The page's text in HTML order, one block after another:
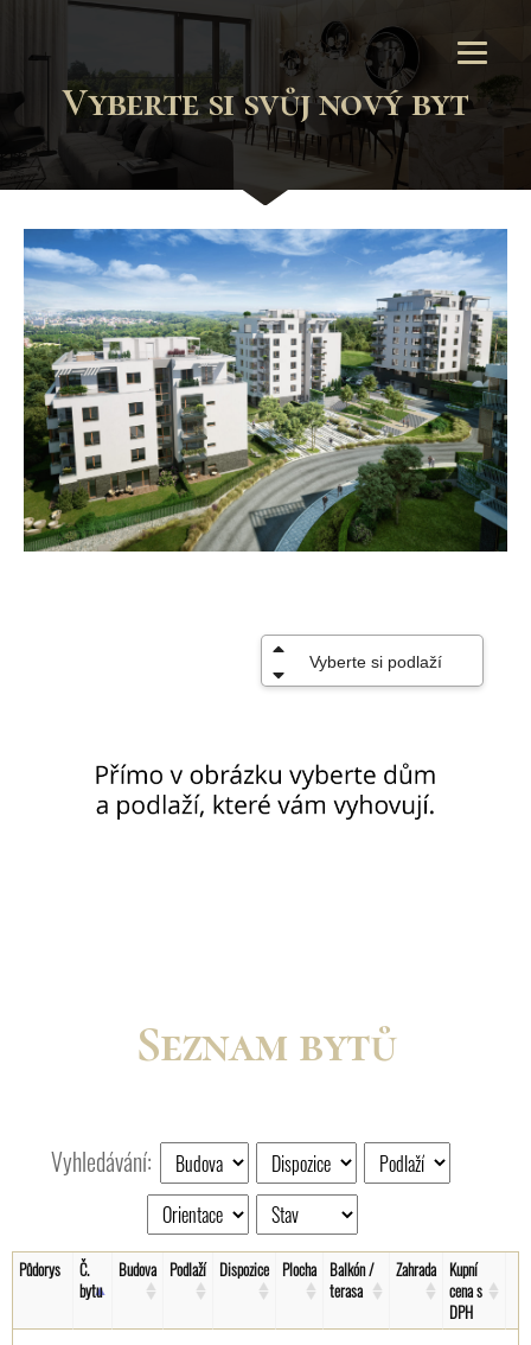
Vyberte si svůj nový byt
Seznam bytů
Vyhledávání:
Půdorys
Č.
bytu
Budova Podlaží Dispozice Plocha Balkón /
terasa
Zahrada Kupní
cena s
DPH